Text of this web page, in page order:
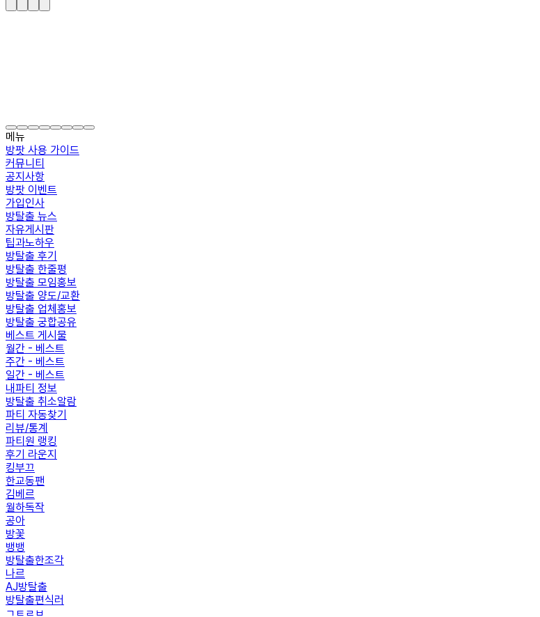
메뉴
방팟 사용 가이드
커뮤니티
공지사항
방팟 이벤트
가입인사
방탈출 뉴스
자유게시판
팁과노하우
방탈출 후기
방탈출 한줄평
방탈출 모임홍보
방탈출 양도/교환
방탈출 업체홍보
방탈출 궁합공유
베스트 게시물
월간 - 베스트
주간 - 베스트
일간 - 베스트
내파티 정보
방탈출 취소알람
파티 자동찾기
리뷰/통계
파티원 랭킹
후기 라운지
킹부끄
한교동팬
김베르
월하독작
공아
방꽃
뱅뱅
방탈출한조각
나르
AJ방탈출
방탈출편식러
ㄱㅌㄹㅂ